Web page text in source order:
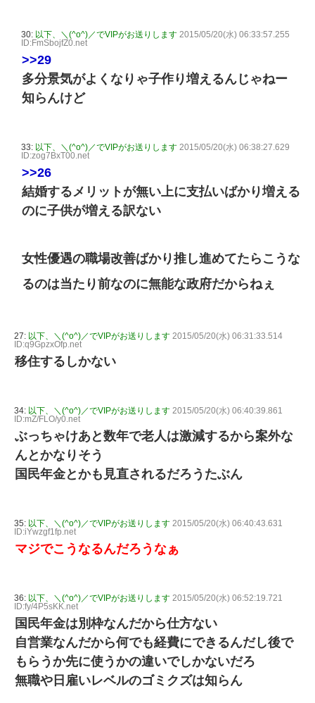
30: 以下、＼(^o^)／でVIPがお送りします 2015/05/20(水) 06:33:57.255
ID:FmSbojfZ0.net
>>29
多分景気がよくなりゃ子作り増えるんじゃねー
知らんけど
33: 以下、＼(^o^)／でVIPがお送りします 2015/05/20(水) 06:38:27.629
ID:zog7BxT00.net
>>26
結婚するメリットが無い上に支払いばかり増える
のに子供が増える訳ない
女性優遇の職場改善ばかり推し進めてたらこうな
るのは当たり前なのに無能な政府だからねぇ
27: 以下、＼(^o^)／でVIPがお送りします 2015/05/20(水) 06:31:33.514
ID:q9GpzxOfp.net
移住するしかない
34: 以下、＼(^o^)／でVIPがお送りします 2015/05/20(水) 06:40:39.861
ID:mZ/FLO/y0.net
ぶっちゃけあと数年で老人は激減するから案外な
んとかなりそう
国民年金とかも見直されるだろうたぶん
35: 以下、＼(^o^)／でVIPがお送りします 2015/05/20(水) 06:40:43.631
ID:iYwzgf1fp.net
マジでこうなるんだろうなぁ
36: 以下、＼(^o^)／でVIPがお送りします 2015/05/20(水) 06:52:19.721
ID:fy/4P5sKK.net
国民年金は別枠なんだから仕方ない
自営業なんだから何でも経費にできるんだし後で
もらうか先に使うかの違いでしかないだろ
無職や日雇いレベルのゴミクズは知らん